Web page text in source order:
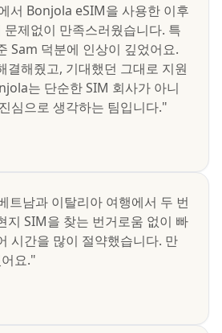
서 Bonjola eSIM을 사용한 이후
제없이 만족스러웠습니다. 특
Sam 덕분에 인상이 깊었어요.
결해줬고, 기대했던 그대로 지원
는 단순한 SIM 회사가 아니
심으로 생각하는 팀입니다."
트남과 이탈리아 여행에서 두 번
지 SIM을 찾는 번거로움 없이 빠
시간을 많이 절약했습니다. 만
요."